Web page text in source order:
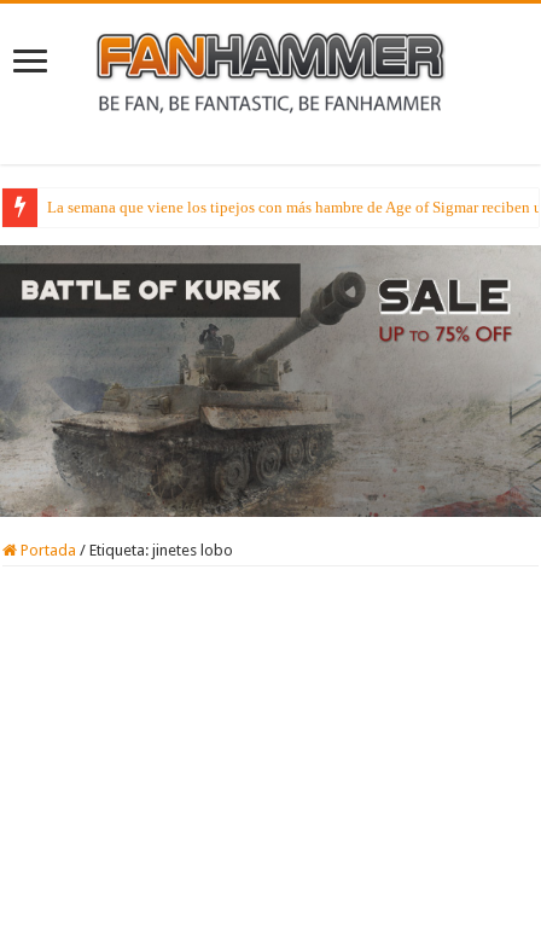
La semana que viene los tipejos con más hambre de Age of Sigmar reciben
Portada / Etiqueta:jinetes lobo